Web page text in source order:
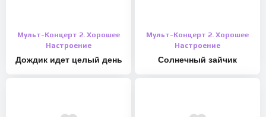
Мульт-Концерт 2. Хорошее
Настроение
Дождик идет целый день
Мульт-Концерт 2. Хорошее
Настроение
Солнечный зайчик